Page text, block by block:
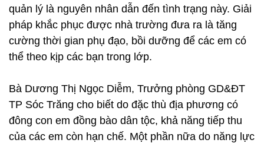
quản lý là nguyên nhân dẫn đến tình trạng này. Giải
pháp khắc phục được nhà trường đưa ra là tăng
cường thời gian phụ đạo, bồi dưỡng để các em có
thể theo kịp các bạn trong lớp.
Bà Dương Thị Ngọc Diễm, Trưởng phòng GD&ĐT
TP Sóc Trăng cho biết do đặc thù địa phương có
đông con em đồng bào dân tộc, khả năng tiếp thu
của các em còn hạn chế. Một phần nữa do năng lực